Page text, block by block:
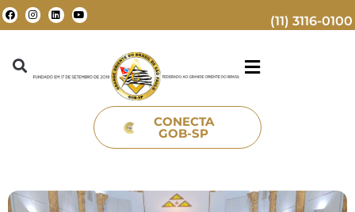
(11) 3116-0100
CONECTA
GOB-SP